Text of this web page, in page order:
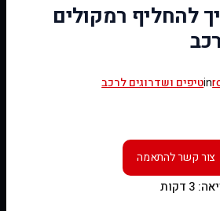
להחליף רמקולים
inטיפים ושדרוגים לרכב
דקות